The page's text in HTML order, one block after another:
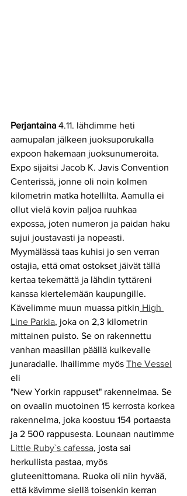
Perjantaina 4.11. lähdimme heti
aamupalan jälkeen juoksuporukalla
expoon hakemaan juoksunumeroita.
Expo sijaitsi Jacob K. Javis Convention
Centerissä, jonne oli noin kolmen
kilometrin matka hotellilta. Aamulla ei
ollut vielä kovin paljoa ruuhkaa
expossa, joten numeron ja paidan haku
sujui joustavasti ja nopeasti.
Myymälässä taas kuhisi jo sen verran
ostajia, että omat ostokset jäivät tällä
kertaa tekemättä ja lähdin tyttäreni
kanssa kiertelemään kaupungille.
Kävelimme muun muassa pitkin High
Line Parkia, joka on 2,3 kilometrin
mittainen puisto. Se on rakennettu
vanhan maasillan päällä kulkevalle
junaradalle. Ihailimme myös The Vessel
eli
"New Yorkin rappuset" rakennelmaa. Se
on ovaalin muotoinen 15 kerrosta korkea
rakennelma, joka koostuu 154 portaasta
ja 2 500 rappusesta. Lounaan nautimme
Little Ruby`s cafessa, josta sai
herkullista pastaa, myös
gluteenittomana. Ruoka oli niin hyvää,
että kävimme siellä toisenkin kerran